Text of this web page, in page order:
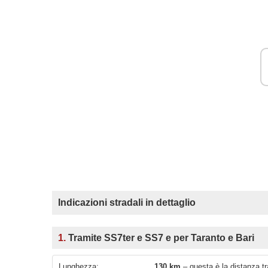
Indicazioni stradali in dettaglio
1. Tramite SS7ter e SS7 e per Taranto e Bari